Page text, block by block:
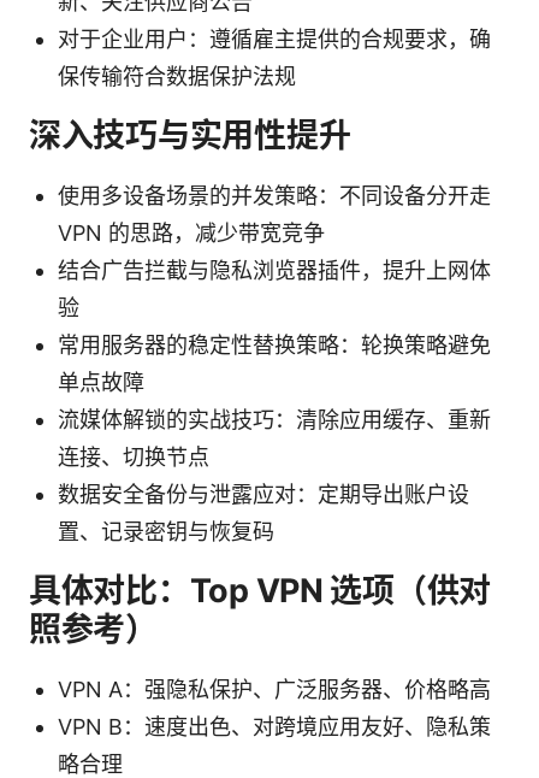
对于企业用户：遵循雇主提供的合规要求，确
保传输符合数据保护法规
深入技巧与实用性提升
使用多设备场景的并发策略：不同设备分开走
VPN 的思路，减少带宽竞争
结合广告拦截与隐私浏览器插件，提升上网体
验
常用服务器的稳定性替换策略：轮换策略避免
单点故障
流媒体解锁的实战技巧：清除应用缓存、重新
连接、切换节点
数据安全备份与泄露应对：定期导出账户设
置、记录密钥与恢复码
具体对比：Top VPN 选项（供对
照参考）
VPN A：强隐私保护、广泛服务器、价格略高
VPN B：速度出色、对跨境应用友好、隐私策
略合理